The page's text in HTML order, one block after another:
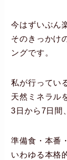
今はずいぶん
そのきっかけ
ングです。
私が行ってい
天然ミネラル
3日から7日間
準備食・本番
いわゆる本格